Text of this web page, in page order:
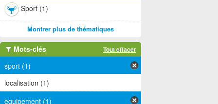
Sport (1)
Montrer plus de thématiques
Mots-clés Tout effacer
sport (1)
localisation (1)
equipement (1)